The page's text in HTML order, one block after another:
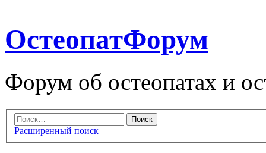
ОстеопатФорум
Форум об остеопатах и
Расширенный поиск